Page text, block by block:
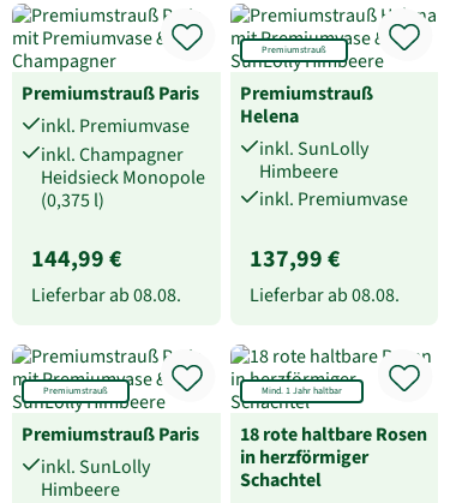
Premiumstrauß Paris
inkl. Premiumvase
inkl. Champagner
Heidsieck Monopole
(0,375 l)
144,99 €
Lieferbar ab08.08.
Premiumstrauß
Premiumstrauß
Helena
inkl. SunLolly
Himbeere
inkl. Premiumvase
137,99 €
Lieferbar ab08.08.
Premiumstrauß
Premiumstrauß Paris
inkl. SunLolly
Himbeere
Mind. 1 Jahr haltbar
18 rote haltbare Rosen
in herzförmiger
Schachtel